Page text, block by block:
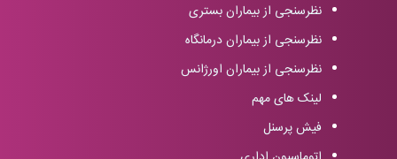
نظرسنجی از بیماران بستری
نظرسنجی از بیماران درمانگاه
نظرسنجی از بیماران اورژانس
لینک های مهم
فیش پرسنل